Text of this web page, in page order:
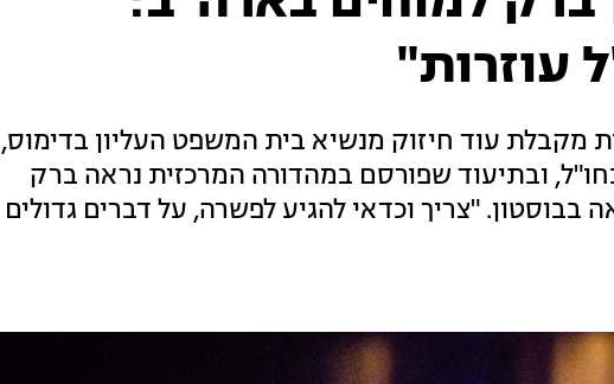
עוזרות"
עוד חיזוק מנשיא בית המשפט העליון בדימוס,
ובתיעוד שפורסם במהדורה המרכזית נראה ברק
"צריך וכדאי להגיע לפשרה, על דברים גדולים